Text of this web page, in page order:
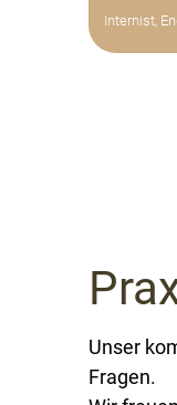
Internist,
Unser
Fragen.